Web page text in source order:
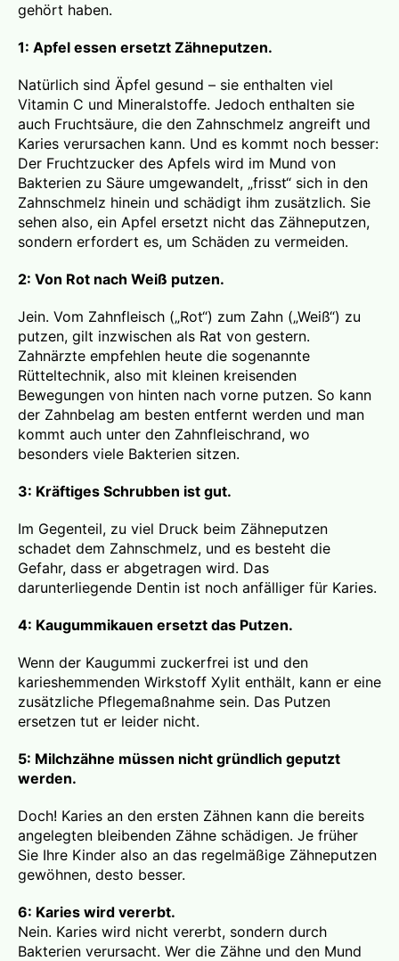
gehört haben.
1: Apfel essen ersetzt Zähneputzen.
Natürlich sind Äpfel gesund – sie enthalten viel
Vitamin C und Mineralstoffe. Jedoch enthalten sie
auch Fruchtsäure, die den Zahnschmelz angreift und
Karies verursachen kann. Und es kommt noch besser:
Der Fruchtzucker des Apfels wird im Mund von
Bakterien zu Säure umgewandelt, „frisst“ sich in den
Zahnschmelz hinein und schädigt ihm zusätzlich. Sie
sehen also, ein Apfel ersetzt nicht das Zähneputzen,
sondern erfordert es, um Schäden zu vermeiden.
2: Von Rot nach Weiß putzen.
Jein. Vom Zahnfleisch („Rot“) zum Zahn („Weiß“) zu
putzen, gilt inzwischen als Rat von gestern.
Zahnärzte empfehlen heute die sogenannte
Rütteltechnik, also mit kleinen kreisenden
Bewegungen von hinten nach vorne putzen. So kann
der Zahnbelag am besten entfernt werden und man
kommt auch unter den Zahnfleischrand, wo
besonders viele Bakterien sitzen.
3: Kräftiges Schrubben ist gut.
Im Gegenteil, zu viel Druck beim Zähneputzen
schadet dem Zahnschmelz, und es besteht die
Gefahr, dass er abgetragen wird. Das
darunterliegende Dentin ist noch anfälliger für Karies.
4: Kaugummikauen ersetzt das Putzen.
Wenn der Kaugummi zuckerfrei ist und den
karieshemmenden Wirkstoff Xylit enthält, kann er eine
zusätzliche Pflegemaßnahme sein. Das Putzen
ersetzen tut er leider nicht.
5: Milchzähne müssen nicht gründlich geputzt
werden.
Doch! Karies an den ersten Zähnen kann die bereits
angelegten bleibenden Zähne schädigen. Je früher
Sie Ihre Kinder also an das regelmäßige Zähneputzen
gewöhnen, desto besser.
6: Karies wird vererbt.
Nein. Karies wird nicht vererbt, sondern durch
Bakterien verursacht. Wer die Zähne und den Mund